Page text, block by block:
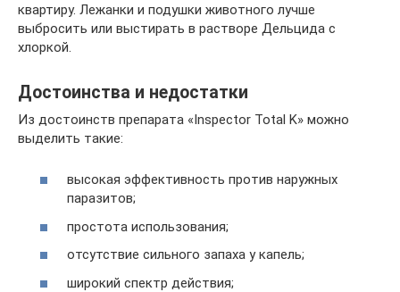
квартиру. Лежанки и подушки животного лучше
выбросить или выстирать в растворе Дельцида с
хлоркой.
Достоинства и недостатки
Из достоинств препарата «Inspector Total K» можно
выделить такие:
высокая эффективность против наружных
паразитов;
простота использования;
отсутствие сильного запаха у капель;
широкий спектр действия;